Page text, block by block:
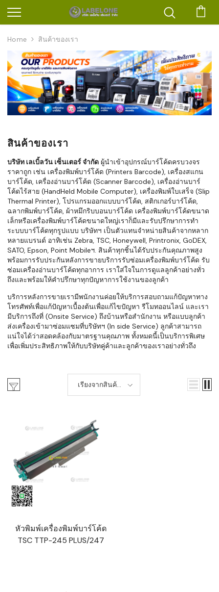
Home สินค้าของเรา
สินค้าของเรา
บริษัท เลเบิ้ลวัน เซ็นเตอร์ จำกัด ผู้นำเข้าอุปกรณ์บาร์โค้ดครบวงจร
ราคาถูก เช่น เครื่องพิมพ์บาร์โค้ด (Printers Barcode), เครื่องสแกน
บาร์โค้ด, เครื่องอ่านบาร์โค้ด (Scanner Barcode), เครื่องอ่านบาร์
โค้ดไร้สาย (HandHeld Mobile Computer), เครื่องพิมพ์ใบเสร็จ (Slip
Thermal Printer), โปรแกรมออกแบบบาร์โค้ด, สติกเกอร์บาร์โค้ด,
ฉลากพิมพ์บาร์โค้ด, ผ้าหมึกริบบอนบาร์โค้ด เครื่องพิมพ์บาร์โค้ดขนาด
เล็กหรือเครื่องพิมพ์บาร์โค้ดขนาดใหญ่เราก็มีและรับปรึกษาการทำ
ระบบบาร์โค้ดทุกรูปแบบ บริษัทฯ เป็นตัวแทนจำหน่ายสินค้าจากหลาก
หลายแบรนด์ อาทิเช่น Zebra, TSC, Honeywell, Printronix, GoDEX,
SATO, Epson, Point Mobileฯ. สินค้าทุกชิ้นได้รับประกันคุณภาพสูง
พร้อมการรับประกันหลังการขายบริการรับซ่อมเครื่องพิมพ์บาร์โค้ด รับ
ซ่อมเครื่องอ่านบาร์โค้ดทุกอาการ เราใส่ใจในการดูแลลูกค้าอย่างทั่ว
ถึงและพร้อมให้คำปรึกษาทุกปัญหาการใช้งานของลูกค้า
บริการหลังการขายเรามีพนักงานค่อยให้บริการสอบถามแก้ปัญหาทาง
โทรศัพท์เพื่อแก้ปัญหาเบื้องต้นเพื่อแก้ไขปัญหา รีโมทออนไลน์ และเรา
มีบริการถึงที่ (Onsite Service) ถึงบ้านหรือสำนักงาน หรือแบบลูกค้า
ส่งเครื่องเข้ามาซ่อมแซมที่บริษัทฯ (In side Service) ลูกค้าสามารถ
แน่ใจได้ว่าสอดคล้องกับมาตรฐานคุณภาพ ทั้งหมดนี้เป็นบริการพิเศษ
เพื่อเพิ่มประสิทธิภาพให้กับบริษัทคู่ค้าและลูกค้าของเราอย่างทั่วถึง
เรียงจากสินค้า
ใหม่-เก่า
หัวพิมพ์เครื่องพิมพ์บาร์โค้ด
TSC TTP-245 PLUS/247